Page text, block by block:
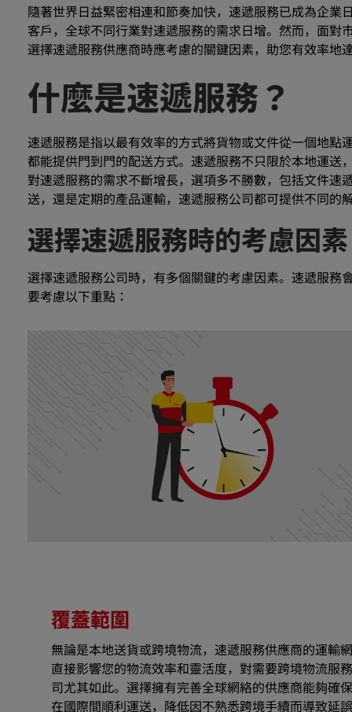
隨著世界日益緊密相連和節奏加快，速遞服務已成為企
客戶，全球不同行業對速遞服務的需求日增。然而，面
選擇速遞服務供應商時應考慮的關鍵因素，助您有效率地
什麼是速遞服務？
速遞服務是指以最有效率的方式將貨物或文件從一個地點
都能提供門到門的配送方式。速遞服務不只限於本地運送
對速遞服務的需求不斷增長，選項多不勝數，包括文件速
送，還是定期的產品運輸，速遞服務公司都可提供不同的
選擇速遞服務時的考慮因素
選擇速遞服務公司時，有多個關鍵的考慮因素。速遞服務
要考慮以下重點：
覆蓋範圍
無論是本地送貨或跨境物流，速遞服務供應商的運輸
直接影響您的物流效率和靈活度，對需要跨境物流服
司尤其如此。選擇擁有完善全球網絡的供應商能夠確
在國際間順利運送，降低因不熟悉跨境手續而導致延